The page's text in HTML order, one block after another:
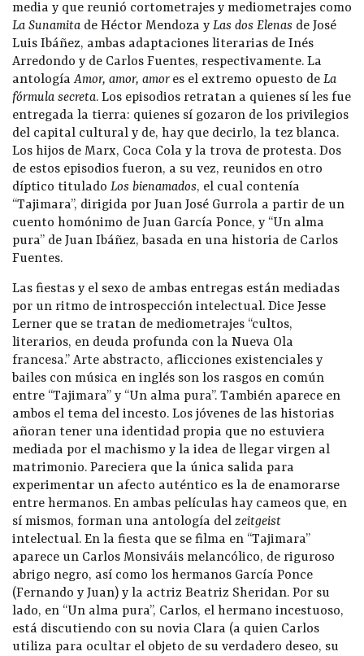
media y que reunió cortometrajes y mediometrajes como
La Sunamita de Héctor Mendoza y Las dos Elenas de José
Luis Ibáñez, ambas adaptaciones literarias de Inés
Arredondo y de Carlos Fuentes, respectivamente. La
antologíaAmor, amor, amor es el extremo opuesto de La
fórmula secreta. Los episodios retratan a quienes sí les fue
entregada la tierra: quienes sí gozaron de los privilegios
del capital cultural y de, hay que decirlo, la tez blanca.
Los hijos de Marx, Coca Cola y la trova de protesta. Dos
de estos episodios fueron, a su vez, reunidos en otro
díptico titulado Los bienamados, el cual contenía
“Tajimara”, dirigida por Juan José Gurrola a partir de un
cuento homónimo de Juan García Ponce, y “Un alma
pura” de Juan Ibáñez, basada en una historia de Carlos
Fuentes.
Las fiestas y el sexo de ambas entregas están mediadas
por un ritmo de introspección intelectual. Dice Jesse
Lerner que se tratan de mediometrajes “cultos,
literarios, en deuda profunda con la Nueva Ola
francesa.” Arte abstracto, aflicciones existenciales y
bailes con música en inglés son los rasgos en común
entre “Tajimara” y “Un alma pura”. También aparece en
ambos el tema del incesto. Los jóvenes de las historias
añoran tener una identidad propia que no estuviera
mediada por el machismo y la idea de llegar virgen al
matrimonio. Pareciera que la única salida para
experimentar un afecto auténtico es la de enamorarse
entre hermanos. En ambas películas hay cameos que, en
sí mismos, forman una antología del zeitgeist
intelectual. En la fiesta que se filma en “Tajimara”
aparece un Carlos Monsiváis melancólico, de riguroso
abrigo negro, así como los hermanos García Ponce
(Fernando y Juan) y la actriz Beatriz Sheridan. Por su
lado, en “Un alma pura”, Carlos, el hermano incestuoso,
está discutiendo con su novia Clara (a quien Carlos
utiliza para ocultar el objeto de su verdadero deseo, su